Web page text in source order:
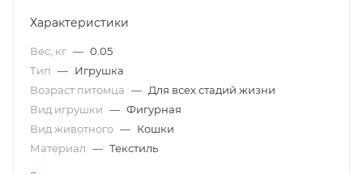
Характеристики
Вес, кг — 0.05
Тип — Игрушка
Возраст питомца — Для всех стадий жизни
Вид игрушки — Фигурная
Вид животного — Кошки
Материал — Текстиль